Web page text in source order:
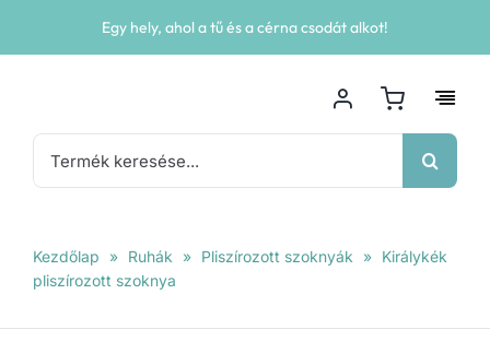
Egy hely, ahol a tű és a cérna csodát alkot!
Keresés...
Kezdőlap » Ruhák » Pliszírozott szoknyák » Királykék
pliszírozott szoknya